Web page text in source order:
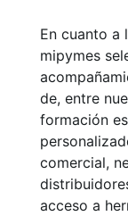
En cuanto a
mipymes
de, entre
formación
comercial,
acceso a